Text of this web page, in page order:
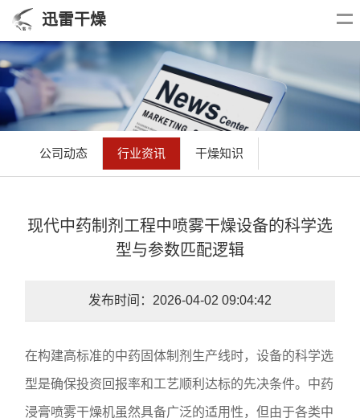
迅雷干燥
公司动态 行业资讯 干燥知识
现代中药制剂工程中喷雾干燥设备的科学选
型与参数匹配逻辑
发布时间：2026-04-02 09:04:42
在构建高标准的中药固体制剂生产线时，设备的科学选
型是确保投资回报率和工艺顺利达标的先决条件。中药
浸膏喷雾干燥机虽然具备广泛的适用性，但由于各类中